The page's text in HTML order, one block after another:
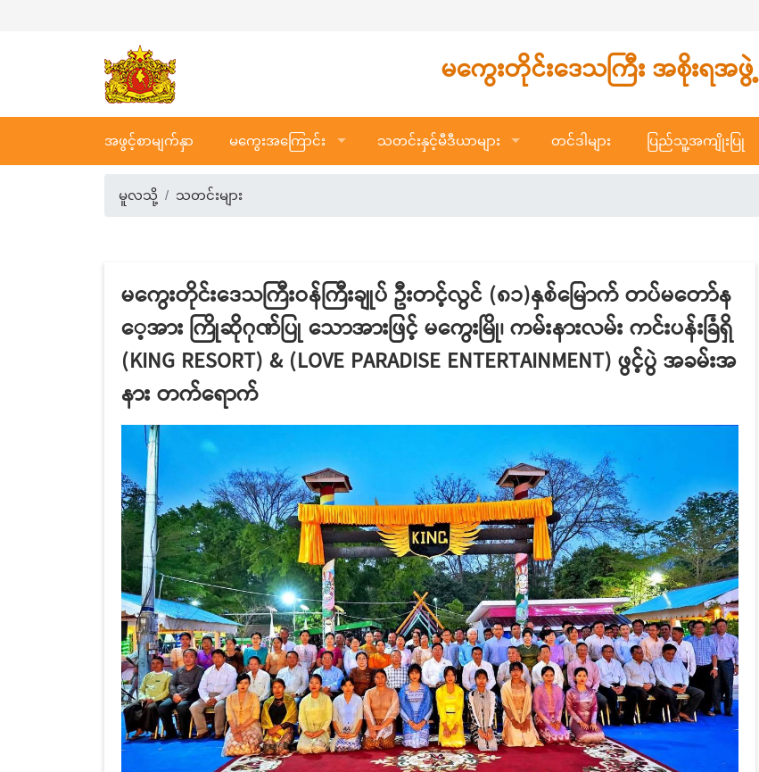
မကွေးတိုင်းဒေသကြီး အစိုးရအဖွဲ့
အဖွင့်စာမျက်နှာ မကွေးအကြောင်း သတင်းနှင့်မီဒီယာများ တင်ဒါများ ပြည်သူ့အကျိုးပြု
မူလသို့ သတင်းများ
မကွေးတိုင်းဒေသကြီးဝန်ကြီးချုပ် ဦးတင့်လွင် (၈၁)နှစ်မြောက် တပ်မတော်န
ေ့အား ကြိုဆိုဂုဏ်ပြု သောအားဖြင့် မကွေးမြို၊ ကမ်းနားလမ်း ကင်းပန်းခြံရှိ
(KING RESORT) & (LOVE PARADISE ENTERTAINMENT) ဖွင့်ပွဲ အခမ်းအ
နား တက်ရောက်